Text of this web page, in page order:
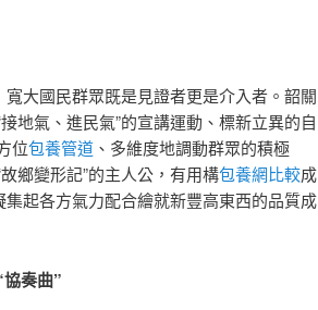
寬大國民群眾既是見證者更是介入者。韶關
地氣、進民氣”的宣講運動、標新立異的自
位包養管道、多維度地調動群眾的積極
鄉變形記”的主人公，有用構包養網比較成
起各方氣力配合繪就新豐高東西的品質成
奏曲”